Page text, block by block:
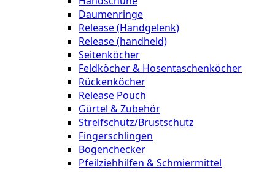
Daumenringe
Release (Handgelenk)
Release (handheld)
Seitenköcher
Feldköcher & Hosentaschenköcher
Rückenköcher
Release Pouch
Gürtel & Zubehör
Streifschutz/Brustschutz
Fingerschlingen
Bogenchecker
Pfeilziehhilfen & Schmiermittel